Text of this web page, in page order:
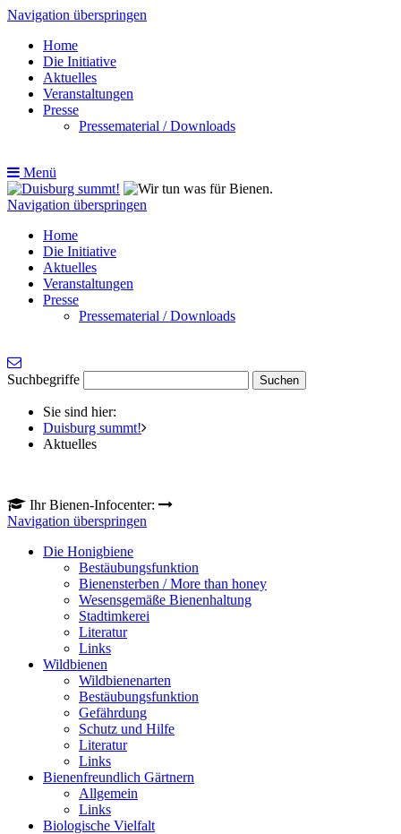
Navigation überspringen
Home
Die Initiative
Aktuelles
Veranstaltungen
Presse
Pressematerial / Downloads
Menü
Navigation überspringen
Home
Die Initiative
Aktuelles
Veranstaltungen
Presse
Pressematerial / Downloads
Suchbegriffe
Sie sind hier:
Duisburg summt!
Aktuelles
Ihr Bienen-Infocenter:
Navigation überspringen
Die Honigbiene
Bestäubungsfunktion
Bienensterben / More than honey
Wesensgemäße Bienenhaltung
Stadtimkerei
Literatur
Links
Wildbienen
Wildbienenarten
Bestäubungsfunktion
Gefährdung
Schutz und Hilfe
Literatur
Links
Bienenfreundlich Gärtnern
Allgemein
Links
Biologische Vielfalt